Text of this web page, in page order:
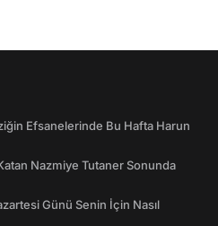
Efsanelerinde Bu Hafta Harun
Nazmiye Tutaner Sonunda
Günü Senin İçin Nasıl